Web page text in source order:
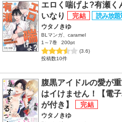
エロく喘げよ?有瀬く
いなり
ウタノきゆ
BLマンガ、caramel
1～7巻
200pt
(3.6)
投稿数10件
腹黒アイドルの愛が
はイけません！【電
が付き】
ウタノきゆ